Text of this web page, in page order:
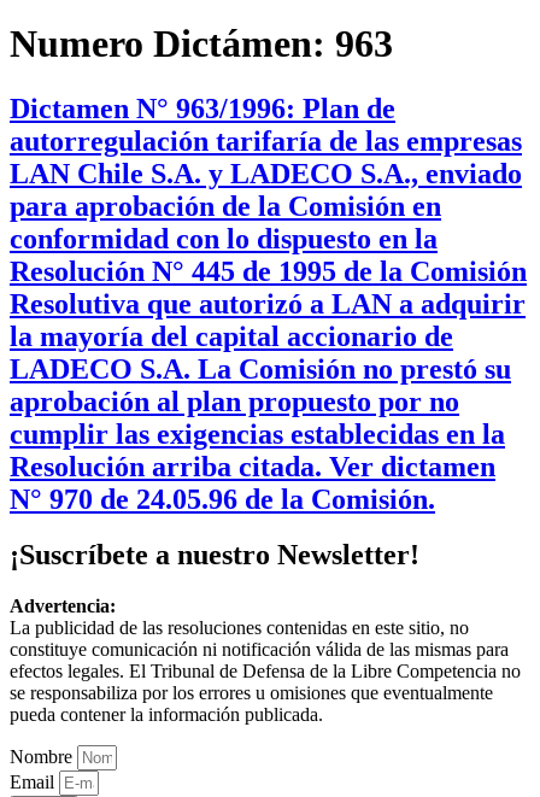
Numero Dictámen: 963
Dictamen N° 963/1996: Plan de
autorregulación tarifaría de las empresas
LAN Chile S.A. y LADECO S.A., enviado
para aprobación de la Comisión en
conformidad con lo dispuesto en la
Resolución N° 445 de 1995 de la Comisión
Resolutiva que autorizó a LAN a adquirir
la mayoría del capital accionario de
LADECO S.A. La Comisión no prestó su
aprobación al plan propuesto por no
cumplir las exigencias establecidas en la
Resolución arriba citada. Ver dictamen
N° 970 de 24.05.96 de la Comisión.
¡Suscríbete a nuestro Newsletter!
Advertencia:
La publicidad de las resoluciones contenidas en este sitio, no
constituye comunicación ni notificación válida de las mismas para
efectos legales. El Tribunal de Defensa de la Libre Competencia no
se responsabiliza por los errores u omisiones que eventualmente
pueda contener la información publicada.
Nombre
Email